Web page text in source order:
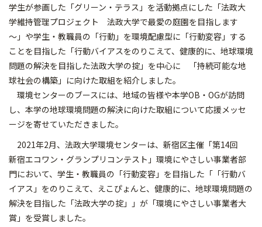
学生が参画した「グリーン・テラス」を活動拠点にした「法政大
学維持管理プロジェクト 法政大学で最愛の庭園を目指します
～」や学生・教職員の「行動」を環境配慮型に「行動変容」する
ことを目指した「行動バイアスをのりこえて、健康的に、地球環境
問題の解決を目指した法政大学の掟」を中心に 「持続可能な地
球社会の構築」に向けた取組を紹介しました。
環境センターのブースには、地域の皆様や本学OB・OGが訪問
し、本学の地球環境問題の解決に向けた取組について応援メッセ
ージを寄せていただきました。
2021年2月、法政大学環境センターは、新宿区主催「第14回
新宿エコワン・グランプリコンテスト」環境にやさしい事業者部
門において、学生・教職員の「行動変容」を目指した「「行動バ
イアス」をのりこえて、えこぴょんと、健康的に、地球環境問題の
解決を目指した「法政大学の掟」」が「環境にやさしい事業者大
賞」を受賞しました。